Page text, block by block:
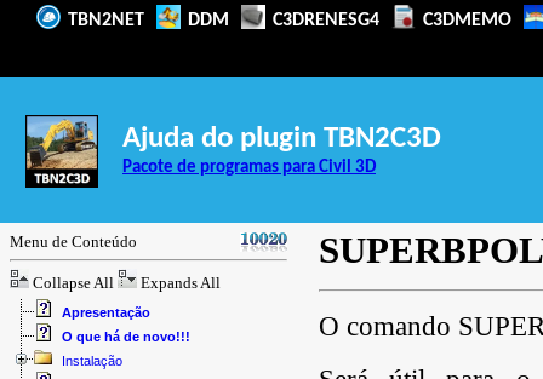
TBN2NET DDM C3DRENESG4 C3DMEMO
Ajuda do plugin TBN2C3D
Pacote de programas para Civil 3D